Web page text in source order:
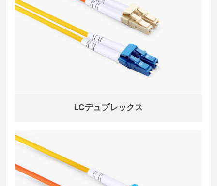
LCデュプレックス